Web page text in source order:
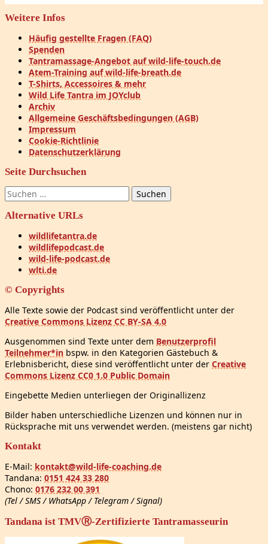
Weitere Infos
Häufig gestellte Fragen (FAQ)
Spenden
Tantramassage-Angebot auf wild-life-touch.de
Atem-Training auf wild-life-breath.de
T-Shirts, Accessoires & mehr
Wild Life Tantra im JOYclub
Archiv
Allgemeine Geschäftsbedingungen (AGB)
Impressum
Cookie-Richtlinie
Datenschutzerklärung
Seite Durchsuchen
Suchen
nach:
Alternative URLs
wildlifetantra.de
wildlifepodcast.de
wild-life-podcast.de
wlti.de
© Copyrights
Alle Texte sowie der Podcast sind veröffentlicht unter der
Creative Commons Lizenz CC BY-SA 4.0
Ausgenommen sind Texte unter dem Benutzerprofil
Teilnehmer*in bspw. in den Kategorien Gästebuch &
Erlebnisbericht, diese sind veröffentlicht unter der Creative
Commons Lizenz CC0 1.0 Public Domain
Eingebette Medien unterliegen der Originallizenz
Bilder haben unterschiedliche Lizenzen und können nur in
Rücksprache mit uns verwendet werden. (meistens gar nicht)
Kontakt
E-Mail: kontakt@wild-life-coaching.de
Tandana: 0151 424 33 280
Chono: 0176 232 00 391
(Tel / SMS / WhatsApp / Telegram / Signal)
Tandana ist TMVⓇ-Zertifizierte Tantramasseurin